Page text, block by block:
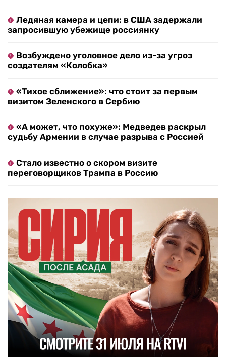
Ледяная камера и цепи: в США задержали
запросившую убежище россиянку
Возбуждено уголовное дело из-за угроз
создателям «Колобка»
«Тихое сближение»: что стоит за первым
визитом Зеленского в Сербию
«А может, что похуже»: Медведев раскрыл
судьбу Армении в случае разрыва с Россией
Стало известно о скором визите
переговорщиков Трампа в Россию